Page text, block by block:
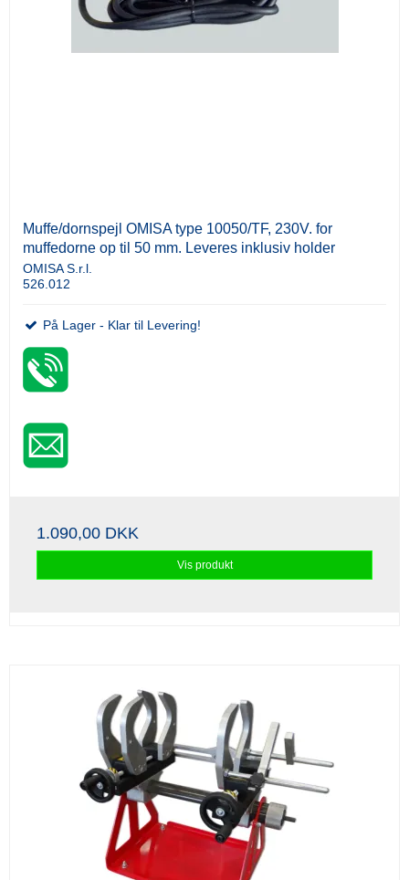
Muffe/dornspejl OMISA type 10050/TF, 230V. for
muffedorne op til 50 mm. Leveres inklusiv holder
OMISA S.r.l.
526.012
På Lager - Klar til Levering!
1.090,00 DKK
Vis produkt